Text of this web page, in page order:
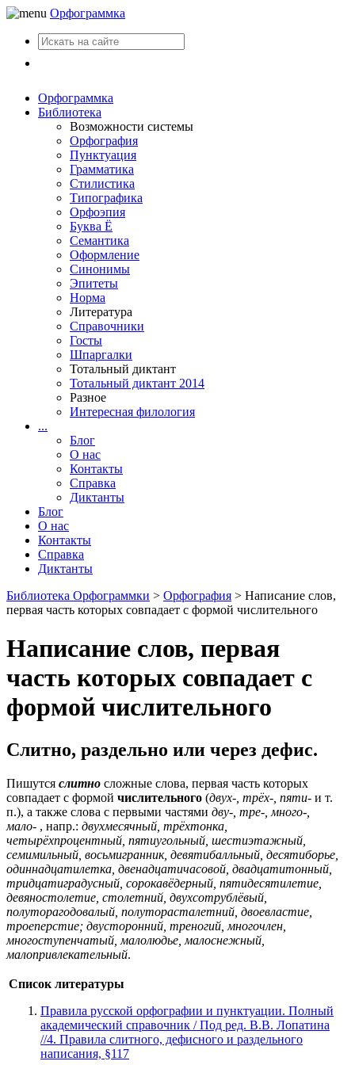
Орфограммка
Орфограммка
Библиотека
Возможности системы
Орфография
Пунктуация
Грамматика
Стилистика
Типографика
Орфоэпия
Буква Ё
Семантика
Оформление
Синонимы
Эпитеты
Норма
Литература
Справочники
Госты
Шпаргалки
Тотальный диктант
Тотальный диктант 2014
Разное
Интересная филология
...
Блог
О нас
Контакты
Справка
Диктанты
Блог
О нас
Контакты
Справка
Диктанты
Библиотека Орфограммки > Орфография > Написание слов,
первая часть которых совпадает с формой числительного
Написание слов, первая
часть которых совпадает с
формой числительного
Слитно, раздельно или через дефис.
Пишутся слитно сложные слова, первая часть которых
совпадает с формой числительного (двух-, трёх-, пяти- и т.
п.), а также слова с первыми частями дву-, тре-, много-,
мало- , напр.: двухмесячный, трёхтонка,
четырёхпроцентный, пятиугольный, шестиэтажный,
семимильный, восьмигранник, девятибалльный, десятиборье,
одиннадцатилетка, двенадцатичасовой, двадцатитонный,
тридцатиградусный, сорокавёдерный, пятидесятилетие,
девяностолетие, столетний, двухсотрублёвый,
полуторагодовалый, полуторасталетний, двоевластие,
троеперстие; двусторонний, треногий, многочлен,
многоступенчатый, малолюдье, малоснежный,
малопривлекательный.
Список литературы
Правила русской орфографии и пунктуации. Полный
академический справочник / Под ред. В.В. Лопатина
//4. Правила слитного, дефисного и раздельного
написания, §117